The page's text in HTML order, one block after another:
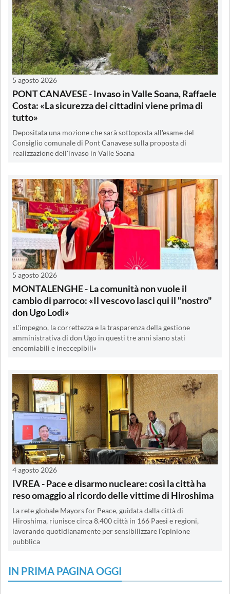
5 agosto 2026
PONT CANAVESE - Invaso in Valle Soana, Raffaele
Costa: «La sicurezza dei cittadini viene prima di
tutto»
Depositata una mozione che sarà sottoposta all'esame del
Consiglio comunale di Pont Canavese sulla proposta di
realizzazione dell'invaso in Valle Soana
5 agosto 2026
MONTALENGHE - La comunità non vuole il
cambio di parroco: «Il vescovo lasci qui il "nostro"
don Ugo Lodi»
«L'impegno, la correttezza e la trasparenza della gestione
amministrativa di don Ugo in questi tre anni siano stati
encomiabili e ineccepibili»
4 agosto 2026
IVREA - Pace e disarmo nucleare: così la città ha
reso omaggio al ricordo delle vittime di Hiroshima
La rete globale Mayors for Peace, guidata dalla città di
Hiroshima, riunisce circa 8.400 città in 166 Paesi e regioni,
lavorando quotidianamente per sensibilizzare l'opinione
pubblica
IN PRIMA PAGINA OGGI